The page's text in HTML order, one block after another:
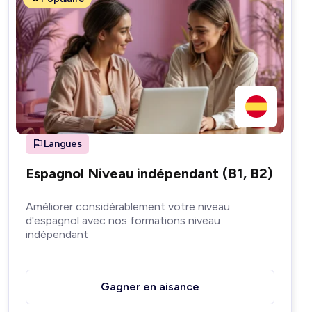
Langues
Espagnol Niveau indépendant (B1, B2)
Améliorer considérablement votre niveau
d'espagnol avec nos formations niveau
indépendant
Gagner en aisance